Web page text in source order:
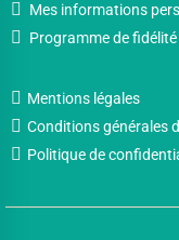
Mes informations
Programme de
Mentions légales
Conditions générales
Politique de